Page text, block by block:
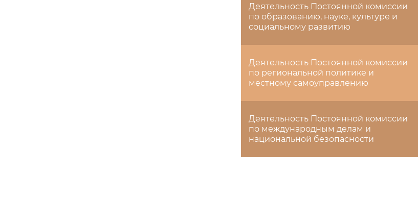
Деятельность Постоянной комиссии
по образованию, науке, культуре и
социальному развитию
Деятельность Постоянной комиссии
по региональной политике и
местному самоуправлению
Деятельность Постоянной комиссии
по международным делам и
национальной безопасности